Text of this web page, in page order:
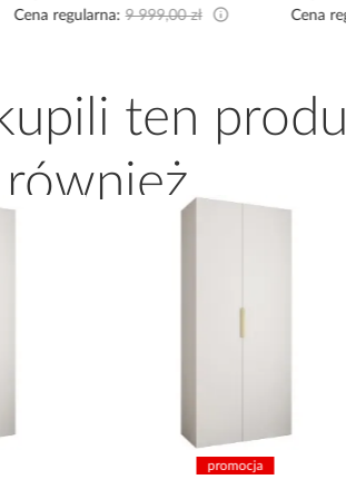
zł
Cena regularna:
4 289,00 zł
ten
również
promocja